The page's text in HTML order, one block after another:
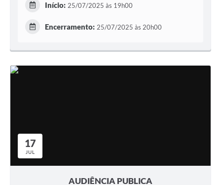
Início: 25/07/2025 às 19h00
Encerramento: 25/07/2025 às 20h00
17
JUL
AUDIÊNCIA PUBLICA